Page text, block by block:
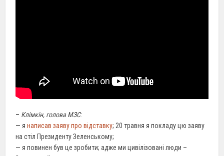
– Клімкін, голова МЗС:
— янаписав заяву про відставку; 20 травня я покладу цю заяву
на стіл Президенту Зеленському;
— я повинен був це зробити; адже ми цивілізовані люди –